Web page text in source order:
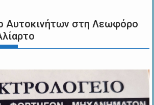
Αυτοκινήτων στη Λεωφόρο